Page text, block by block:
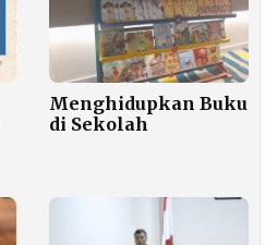
Menghidupkan Buku
di Sekolah